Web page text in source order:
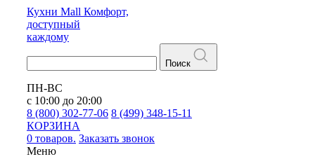
Кухни Mall Комфорт,
доступный
каждому
Поиск
ПН-ВС
с 10:00 до 20:00
8 (800) 302-77-06 8 (499) 348-15-11
КОРЗИНА
0 товаров. Заказать звонок
Меню